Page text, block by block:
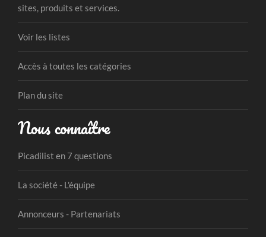
sites, produits et services.
Voir les listes
Accès à toutes les catégories
Plan du site
Nous connaître
Picadilist en 7 questions
La société - L'équipe
Annonceurs - Partenariats